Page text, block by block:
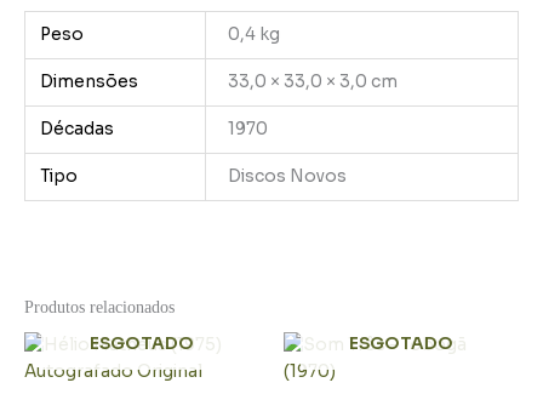
Peso 0,4 kg
Dimensões 33,0 × 33,0 × 3,0 cm
Décadas 1970
Tipo Discos Novos
Produtos relacionados
ESGOTADO ESGOTADO